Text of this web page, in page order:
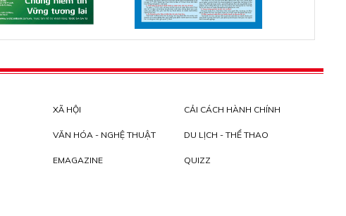
XÃ HỘI CẢI CÁCH HÀNH CHÍNH
VĂN HÓA - NGHỆ THUẬT DU LỊCH - THỂ THAO
EMAGAZINE QUIZZ